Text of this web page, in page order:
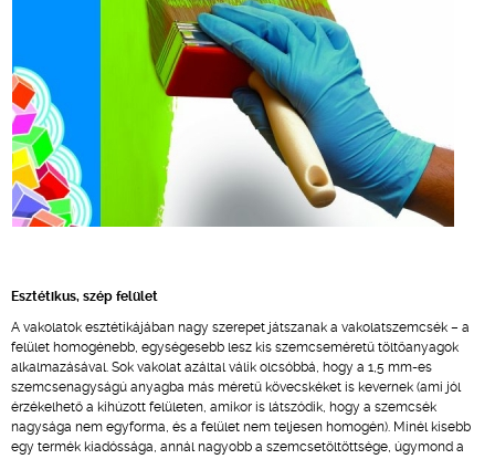
Esztétikus, szép felület
A vakolatok esztétikájában nagy szerepet játszanak a vakolatszemcsék – a
felület homogénebb, egységesebb lesz kis szemcseméretű töltőanyagok
alkalmazásával. Sok vakolat azáltal válik olcsóbbá, hogy a 1,5 mm-es
szemcsenagyságú anyagba más méretű kövecskéket is kevernek (ami jól
érzékelhető a kihúzott felületen, amikor is látszódik, hogy a szemcsék
nagysága nem egyforma, és a felület nem teljesen homogén). Minél kisebb
egy termék kiadóssága, annál nagyobb a szemcsetöltöttsége, úgymond a